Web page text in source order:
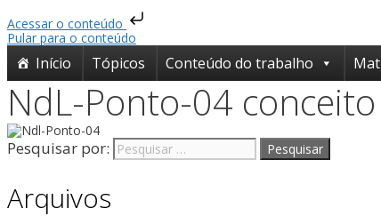
Acessar o conteúdo
Pular para o conteúdo
Início Tópicos Conteúdo do trabalho
NdL-Ponto-04 conceito
Pesquisar por:
Arquivos